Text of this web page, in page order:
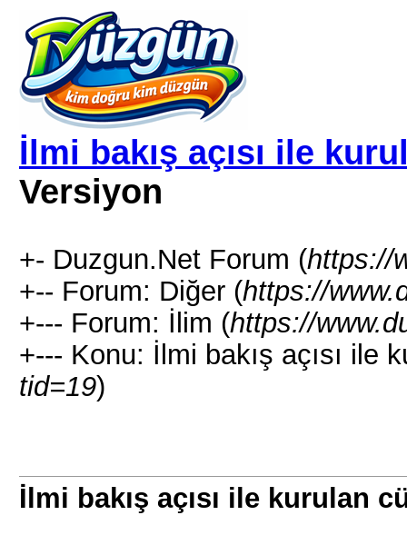
İlmi bakış açısı ile
Versiyon
+- Duzgun.Net Forum (https://
+-- Forum: Diğer (https://
+--- Forum: İlim (https://
+--- Konu: İlmi bakış açısı ile
tid=19)
İlmi bakış açısı ile kurulan